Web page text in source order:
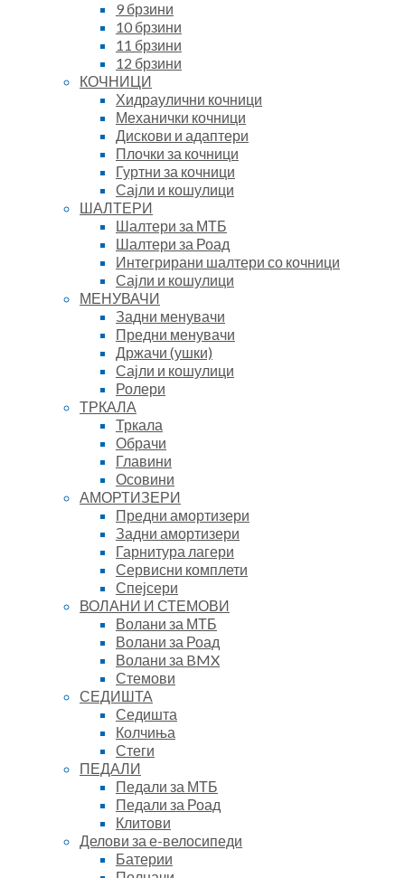
9 брзини
10 брзини
11 брзини
12 брзини
КОЧНИЦИ
Хидраулични кочници
Механички кочници
Дискови и адаптери
Плочки за кочници
Гуртни за кочници
Сајли и кошулици
ШАЛТЕРИ
Шалтери за МТБ
Шалтери за Роад
Интегрирани шалтери со кочници
Сајли и кошулици
МЕНУВАЧИ
Задни менувачи
Предни менувачи
Држачи (ушки)
Сајли и кошулици
Ролери
ТРКАЛА
Тркала
Обрачи
Главини
Осовини
АМОРТИЗЕРИ
Предни амортизери
Задни амортизери
Гарнитура лагери
Сервисни комплети
Спејсери
ВОЛАНИ И СТЕМОВИ
Волани за МТБ
Волани за Роад
Волани за BMX
Стемови
СЕДИШТА
Седишта
Колчиња
Стеги
ПЕДАЛИ
Педали за МТБ
Педали за Роад
Клитови
Делови за е-велосипеди
Батерии